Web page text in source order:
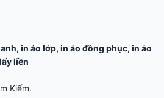
, in áo lớp, in áo đồng phục, in áo
liền
Kiếm.